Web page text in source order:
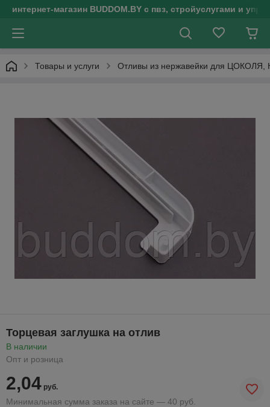
интернет-магазин BUDDOM.BY с пвз, стройуслугами и
Товары и услуги Отливы из нержавейки для
Торцевая заглушка на отлив
В наличии
Опт и розница
2,04 руб.
Минимальная сумма заказа на сайте — 40 руб.